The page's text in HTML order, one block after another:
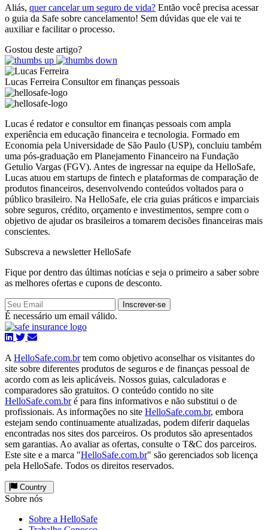
Aliás, quer cancelar um seguro de vida? Então você precisa acessar
o guia da Safe sobre cancelamento! Sem dúvidas que ele vai te
auxiliar e facilitar o processo.
Gostou deste artigo?
Lucas Ferreira Consultor em finanças pessoais
Lucas é redator e consultor em finanças pessoais com ampla
experiência em educação financeira e tecnologia. Formado em
Economia pela Universidade de São Paulo (USP), concluiu também
uma pós-graduação em Planejamento Financeiro na Fundação
Getulio Vargas (FGV). Antes de ingressar na equipe da HelloSafe,
Lucas atuou em startups de fintech e plataformas de comparação de
produtos financeiros, desenvolvendo conteúdos voltados para o
público brasileiro. Na HelloSafe, ele cria guias práticos e imparciais
sobre seguros, crédito, orçamento e investimentos, sempre com o
objetivo de ajudar os brasileiros a tomarem decisões financeiras mais
conscientes.
Subscreva a newsletter HelloSafe
Fique por dentro das últimas notícias e seja o primeiro a saber sobre
as melhores ofertas e cupons de desconto.
Inscrever-se
É necessário um email válido.
A HelloSafe.com.brtem como objetivo aconselhar os visitantes do
site sobre diferentes produtos de seguros e de finanças pessoal de
acordo com as leis aplicáveis. Nossos guias, calculadoras e
comparadores são gratuitos. O conteúdo contido no site
HelloSafe.com.bré para fins informativos e não substitui o de
profissionais. As informações no site HelloSafe.com.br, embora
estejam sendo continuamente atualizadas, podem diferir daquelas
encontradas nos sites dos parceiros. Os produtos são apresentados
sem garantias. Ao avaliar as ofertas, consulte o T&C dos parceiros.
Este site e a marca "HelloSafe.com.br" são gerenciados sob licença
pela HelloSafe. Todos os direitos reservados.
Country
Sobre nós
Sobre a HelloSafe